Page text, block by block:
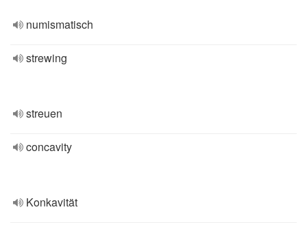
numismatisch
strewing
streuen
concavity
Konkavität